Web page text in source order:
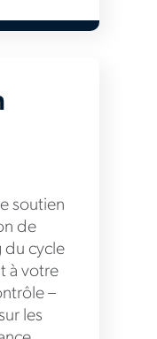
soutien
de
du cycle
à votre
–
les